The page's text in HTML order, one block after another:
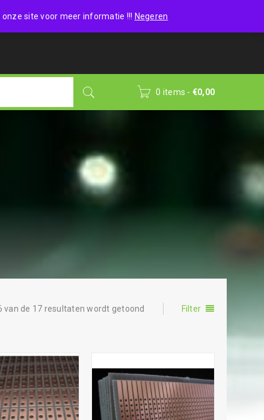
onze site voor meer informatie !!! Negeren
Wishlist (0)
0 items - €0,00
Filter
van de 17 resultaten wordt getoond